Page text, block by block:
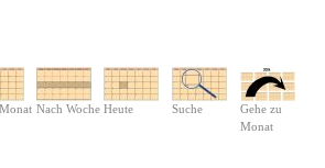
Nach Woche Heute Suche
Gehe zu
Monat